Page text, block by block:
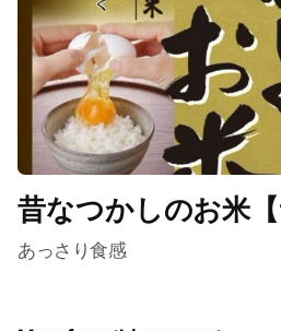
昔なつかしのお米【
あっさり食感